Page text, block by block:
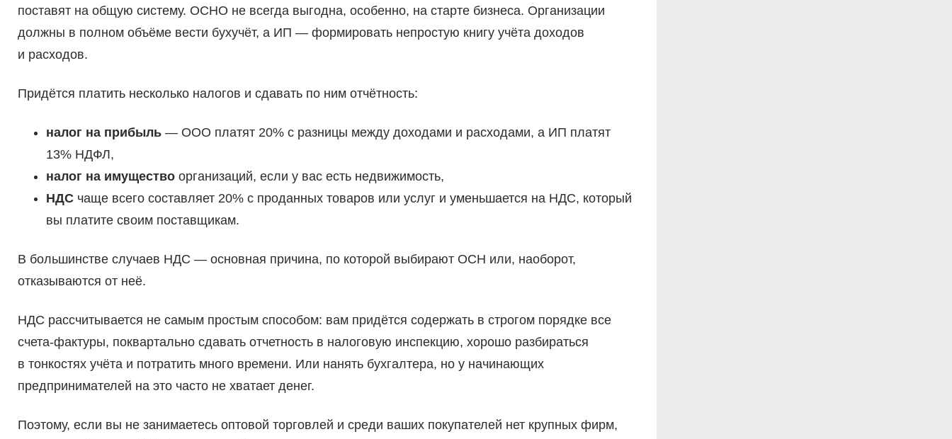
поставят на общую систему. ОСНО не всегда выгодна, особенно, на старте бизнеса. Организации
должны в полном объёме вести бухучёт, а ИП — формировать непростую книгу учёта доходов
и расходов.
Придётся платить несколько налогов и сдавать по ним отчётность:
налог на прибыль— ООО платят 20% с разницы между доходами и расходами, а ИП платят
13% НДФЛ,
налог на имуществоорганизаций, если у вас есть недвижимость,
НДСчаще всего составляет 20% с проданных товаров или услуг и уменьшается на НДС, который
вы платите своим поставщикам.
В большинстве случаев НДС — основная причина, по которой выбирают ОСН или, наоборот,
отказываются от неё.
НДС рассчитывается не самым простым способом: вам придётся содержать в строгом порядке все
счета-фактуры, поквартально сдавать отчетность в налоговую инспекцию, хорошо разбираться
в тонкостях учёта и потратить много времени. Или нанять бухгалтера, но у начинающих
предпринимателей на это часто не хватает денег.
Поэтому, если вы не занимаетесь оптовой торговлей и среди ваших покупателей нет крупных фирм,